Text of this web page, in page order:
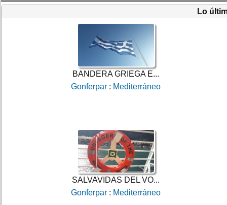
Lo
BANDERA GRIEGA E...
Gonferpar : Mediterráneo
SALVAVIDAS DEL VO...
Gonferpar : Mediterráneo